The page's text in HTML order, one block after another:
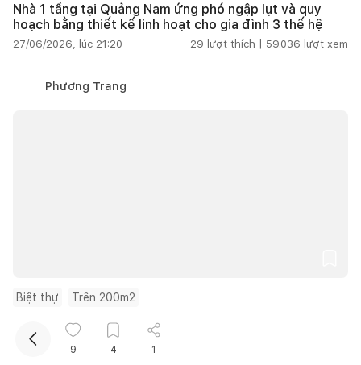
Nhà 1 tầng tại Quảng Nam ứng phó ngập lụt và quy
hoạch bằng thiết kế linh hoạt cho gia đình 3 thế hệ
27/06/2026, lúc 21:20 29 lượt thích | 59.036 lượt xem
Phương Trang
Biệt thự Trên 200m2
NI Villa mẫu nhà hướng Tây chống nóng lấy cảm hứng
từ phố cổ Hội An
9 4 1